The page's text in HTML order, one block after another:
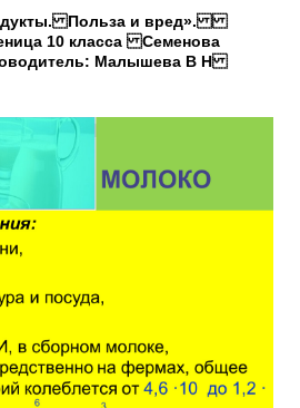
Польза и вред».
10 класса Семенова
Малышева В Н